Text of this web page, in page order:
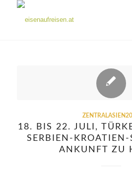
18. BIS 22. JULI,
SERBIEN-
ANKUNFT ZU